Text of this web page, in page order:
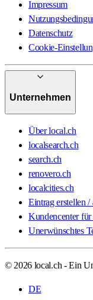
Impressum
Datenschutz
Cookie-
Unternehmen
Über local.ch
localsearch.ch
search.ch
renovero.ch
localcities.ch
Eintrag erstellen /
Kundencenter für
Unerwünschtes
© 2026 local.ch - Ein
DE